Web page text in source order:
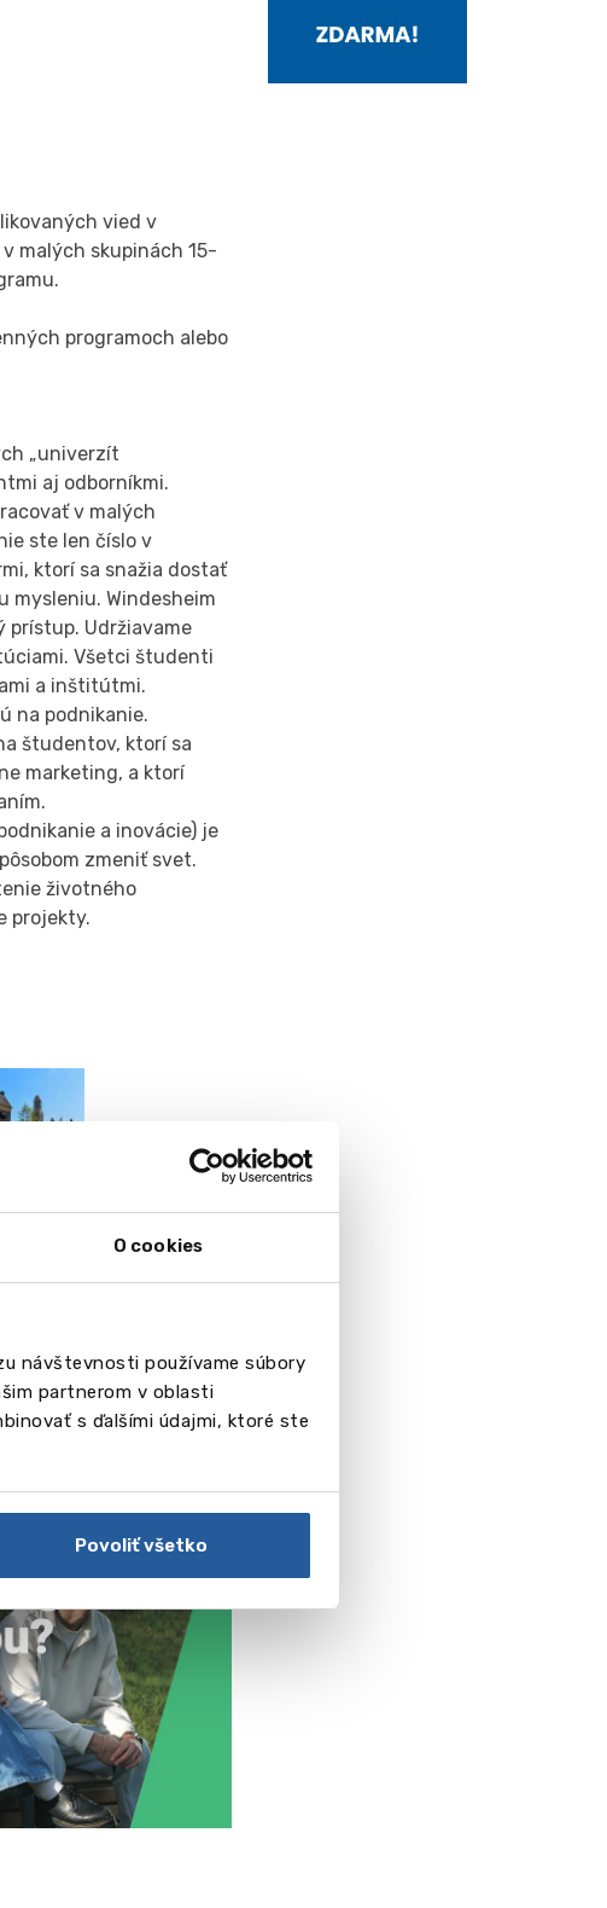
O cookies
návštevnosti používame súbory
partnerom v oblasti
s ďalšími údajmi, ktoré ste
Povoliť všetko
vied v
malých skupinách 15-
programoch alebo
„univerzít
aj odborníkmi.
v malých
ste len číslo v
ktorí sa snažia dostať
mysleniu. Windesheim
prístup. Udržiavame
Všetci študenti
a inštitútmi.
na podnikanie.
študentov, ktorí sa
marketing, a ktorí
a inovácie) je
zmeniť svet.
životného
projekty.